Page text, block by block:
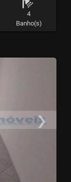
4
Banho(s)
›